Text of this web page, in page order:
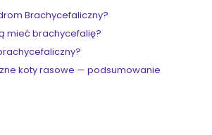
Brachycefaliczny?
mieć brachycefalię?
koty rasowe — podsumowanie